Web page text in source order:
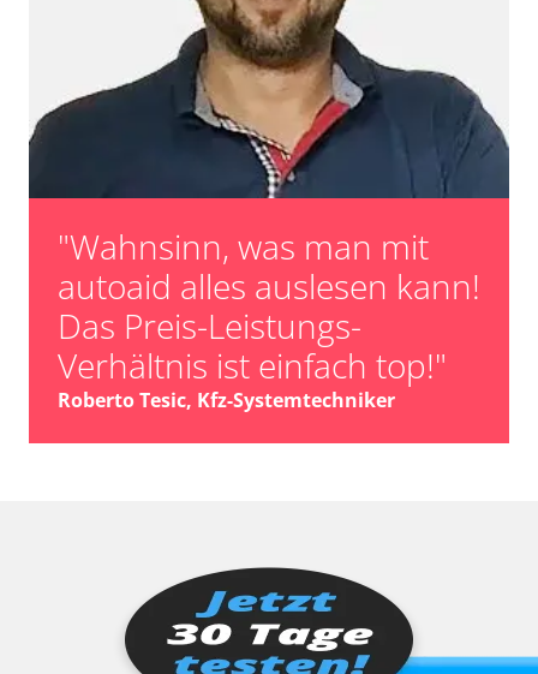
"Wahnsinn, was man mit
autoaid alles auslesen kann!
Das Preis-Leistungs-
Verhältnis ist einfach top!"
Roberto Tesic, Kfz-Systemtechniker